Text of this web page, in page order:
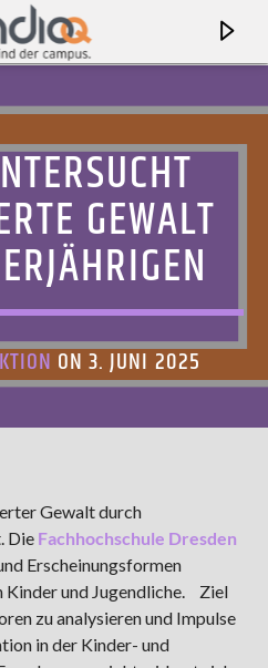
GEWALT
ON 3. JUNI 2025
Gewalt durch
Die Fachhochschule Dresden
Erscheinungsformen
Kinder und Jugendliche. Ziel
zu analysieren und Impulse
in der Kinder- und